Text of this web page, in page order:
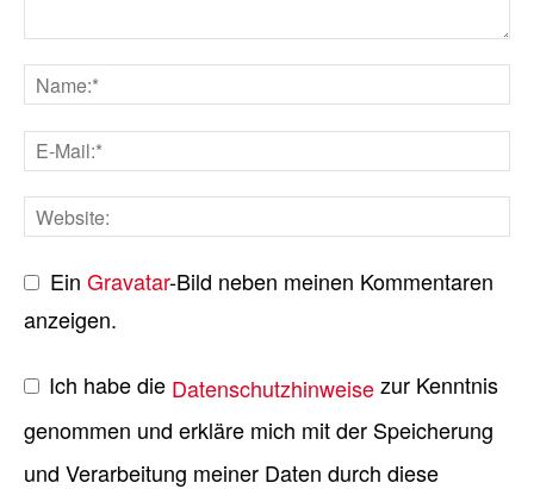
EinGravatar-Bild neben meinen Kommentaren
anzeigen.
Ich habe die Datenschutzhinweisezur Kenntnis
genommen und erkläre mich mit der Speicherung
und Verarbeitung meiner Daten durch diese